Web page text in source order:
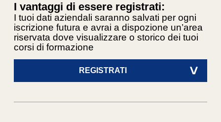
I vantaggi di essere registrati:
I tuoi dati aziendali saranno salvati per ogni
iscrizione futura e avrai a dispozione un’area
riservata dove visualizzare o storico dei tuoi
corsi di formazione
REGISTRATI >